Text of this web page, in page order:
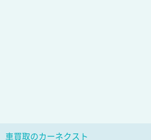
車買取のカーネクスト